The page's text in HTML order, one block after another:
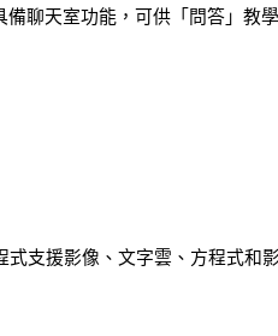
備聊天室功能，可供「問答」教
式支援影像、文字雲、方程式和